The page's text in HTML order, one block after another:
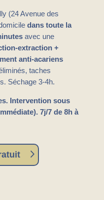
(24 Avenue des
dans toute la
avec une
extraction +
anti-acariens
taches
Séchage 3-4h.
Intervention sous
7j/7 de 8h à